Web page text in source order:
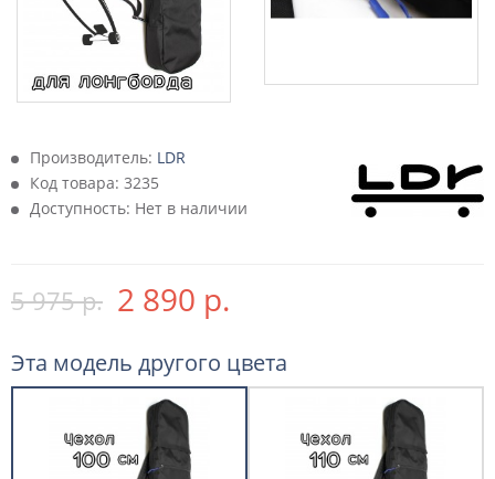
Производитель: LDR
Код товара: 3235
Доступность: Нет в наличии
5 975 р. 2 890 р.
Эта модель другого цвета